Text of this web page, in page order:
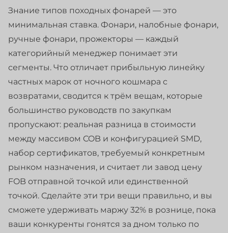
Знание типов походных фонарей — это
минимальная ставка. Фонари, налобные фонари,
ручные фонари, прожекторы — каждый
категорийный менеджер понимает эти
сегменты. Что отличает прибыльную линейку
частных марок от ночного кошмара с
возвратами, сводится к трём вещам, которые
большинство руководств по закупкам
пропускают: реальная разница в стоимости
между массивом COB и конфигурацией SMD,
набор сертификатов, требуемый конкретным
рынком назначения, и считает ли завод цену
FOB отправной точкой или единственной
точкой. Сделайте эти три вещи правильно, и вы
сможете удерживать маржу 32% в рознице, пока
ваши конкуренты гонятся за дном только по